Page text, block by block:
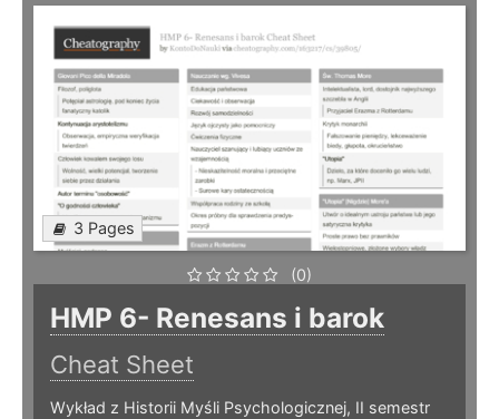
3 Pages
(0)
HMP 6- Renesans i barok
Cheat Sheet
Wykład z Historii Myśli Psychologicznej, II semestr